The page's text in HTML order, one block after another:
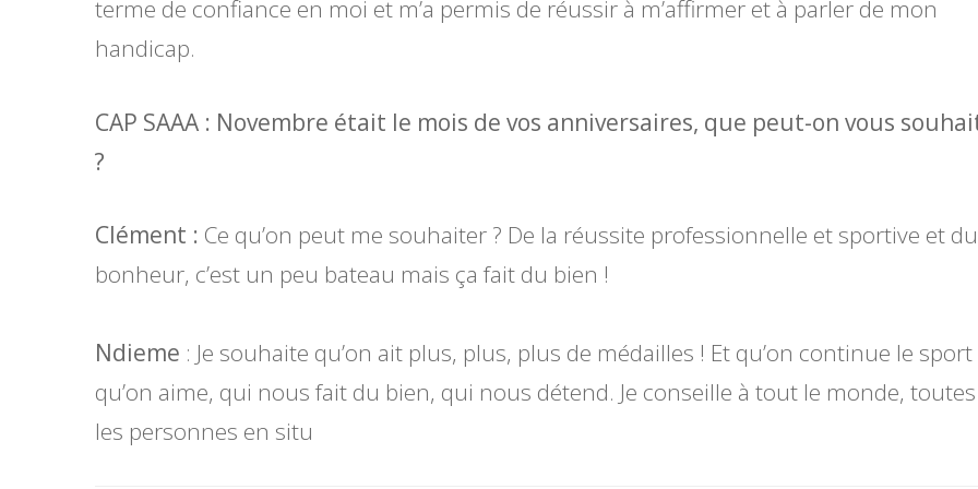
terme de confiance en moi et m’a permis de réussir à m’affirmer et à parler de mon
handicap.
CAP SAAA : Novembre était le mois de vos anniversaires, que peut-on vous
?
Clément : Ce qu’on peut me souhaiter ? De la réussite professionnelle et sportive et du
bonheur, c’est un peu bateau mais ça fait du bien !
Ndieme : Je souhaite qu’on ait plus, plus, plus de médailles ! Et qu’on continue le sport
qu’on aime, qui nous fait du bien, qui nous détend. Je conseille à tout le monde, toutes
les personnes en situ